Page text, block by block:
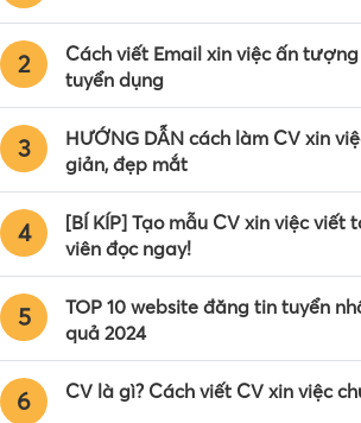
2
Cách viết Email xin việc ấn
tuyển dụng
3
HƯỚNG DẪN cách làm CV xin
giản, đẹp mắt
4
[BÍ KÍP] Tạo mẫu CV xin việc viết
viên đọc ngay!
5
TOP 10 website đăng tin tuyển
quả 2024
6 CV là gì? Cách viết CV xin việc